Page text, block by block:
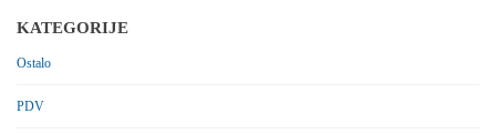
KATEGORIJE
Ostalo
PDV